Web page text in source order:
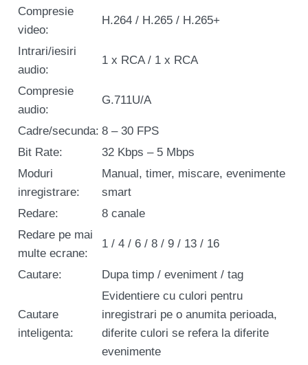
Compresie
video:
H.264 / H.265 / H.265+
Intrari/iesiri
audio:
1 x RCA / 1 x RCA
Compresie
audio:
G.711U/A
Cadre/secunda: 8 – 30 FPS
Bit Rate:
32 Kbps – 5 Mbps
Moduri
inregistrare:
Manual, timer, miscare, evenimente
smart
Redare:
8 canale
Redare pe mai
multe ecrane:
1 / 4 / 6 / 8 / 9 / 13 / 16
Cautare: Dupa timp / eveniment / tag
Cautare
inteligenta:
Evidentiere cu culori pentru
inregistrari pe o anumita perioada,
diferite culori se refera la diferite
evenimente